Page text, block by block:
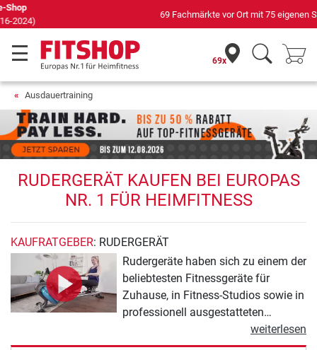
69 Fachmärkte vor Ort mit 75 eigenen Servicetechnikern
69x
Ausdauertraining
RUDERGERÄT KAUFEN BEI EUROPAS
NR. 1 FÜR HEIMFITNESS
KAUFRATGEBER: RUDERGERÄT
Rudergeräte haben sich zu einem der
beliebtesten Fitnessgeräte für
Zuhause, in Fitness-Studios sowie in
professionell ausgestatteten
Fitnessräumen entwickelt. Der Grund
für die Popularität von Indoor
weiterlesen